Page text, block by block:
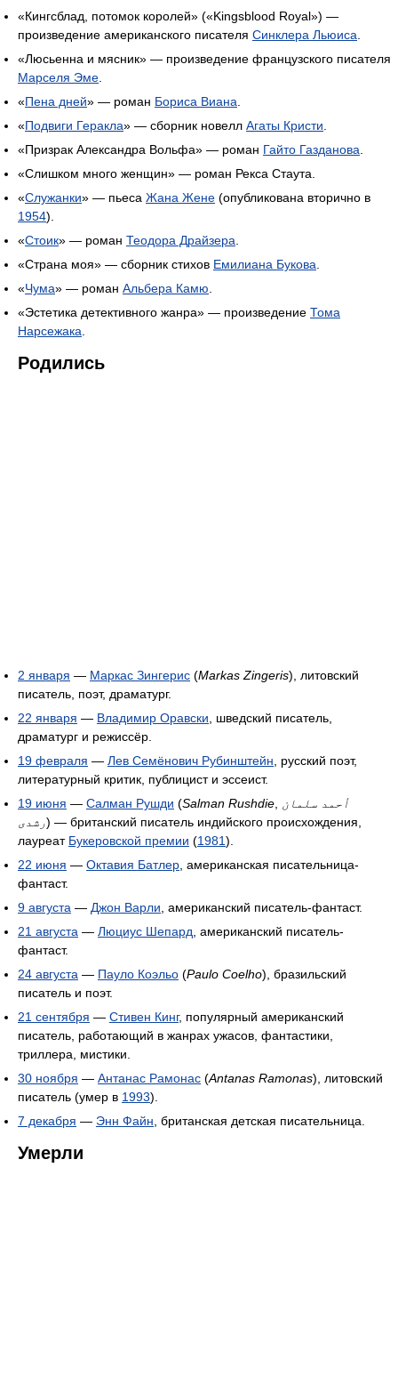
«Кингсблад, потомок королей» («Kingsblood Royal») —
произведение американского писателя Синклера Льюиса
«Люсьенна и мясник» — произведение французского писателя
Марселя Эме
«Пена дней» — роман Бориса Виана
«Подвиги Геракла» — сборник новелл Агаты Кристи
«Призрак Александра Вольфа» — роман Гайто Газданова
«Слишком много женщин» — роман Рекса Стаута.
«Служанки» — пьеса Жана Жене (опубликована вторично в
1954).
«Стоик» — роман Теодора Драйзера
«Страна моя» — сборник стихов Емилиана Букова
«Чума» — роман Альбера Камю
«Эстетика детективного жанра» — произведение Тома
Нарсежака
Родились
2 января — Маркас Зингерис (Markas Zingeris), литовский
писатель, поэт, драматург.
22 января — Владимир Оравски , шведский писатель,
драматург и режиссёр.
19 февраля — Лев Семёнович Рубинштейн , русский поэт,
литературный критик, публицист и эссеист.
19 июня — Салман Рушди (Salman Rushdie
أحمد سلمان
رشدی) — британский писатель индийского происхождения,
лауреат Букеровской премии (1981).
22 июня — Октавия Батлер , американская писательница-
фантаст.
9 августа — Джон Варли , американский писатель-фантаст.
21 августа — Люциус Шепард , американский писатель-
фантаст.
24 августа — Пауло Коэльо (Paulo Coelho), бразильский
писатель и поэт.
21 сентября — Стивен Кинг, популярный американский
писатель, работающий в жанрах ужасов, фантастики,
триллера, мистики.
30 ноября — Антанас Рамонас (Antanas Ramonas), литовский
писатель (умер в 1993).
7 декабря — Энн Файн , британская детская писательница.
Умерли